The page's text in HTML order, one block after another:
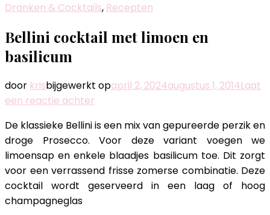
Dranken & Cocktails, Recepten
Bellini cocktail met limoen en
basilicum
door krisbijgewerkt opapril 2, 2024augustus 1, 2014Laat
een reactie achter
cocktail
met
limoen
en
basilicum
De klassieke Bellini is een mix van gepureerde perzik en
droge Prosecco. Voor deze variant voegen we
limoensap en enkele blaadjes basilicum toe. Dit zorgt
voor een verrassend frisse zomerse combinatie. Deze
cocktail wordt geserveerd in een laag of hoog
champagneglas